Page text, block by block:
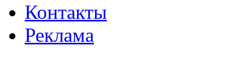
Контакты
Реклама